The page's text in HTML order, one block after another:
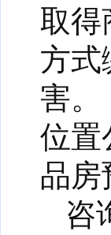
取得
方式
害。
位置
品房
咨